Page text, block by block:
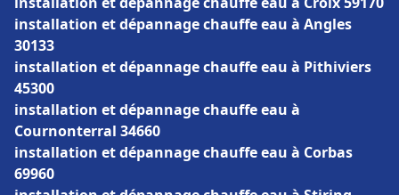
installation et dépannage chauffe eau à Angles
30133
installation et dépannage chauffe eau à Pithiviers
45300
installation et dépannage chauffe eau à
Cournonterral 34660
installation et dépannage chauffe eau à Corbas
69960